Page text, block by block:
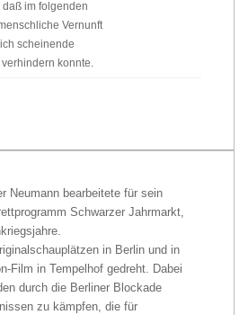
im folgenden
Vernunft
scheinende
konnte.
Neumann bearbeitete für sein
Schwarzer Jahrmarkt,
in Berlin und in
Film in Tempelhof gedreht. Dabei
durch die Berliner Blockade
zu kämpfen, die für